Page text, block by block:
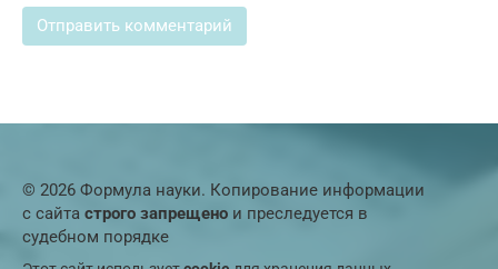
© 2026 Формула науки. Копирование информации
с сайта строго запрещено и преследуется в
судебном порядке